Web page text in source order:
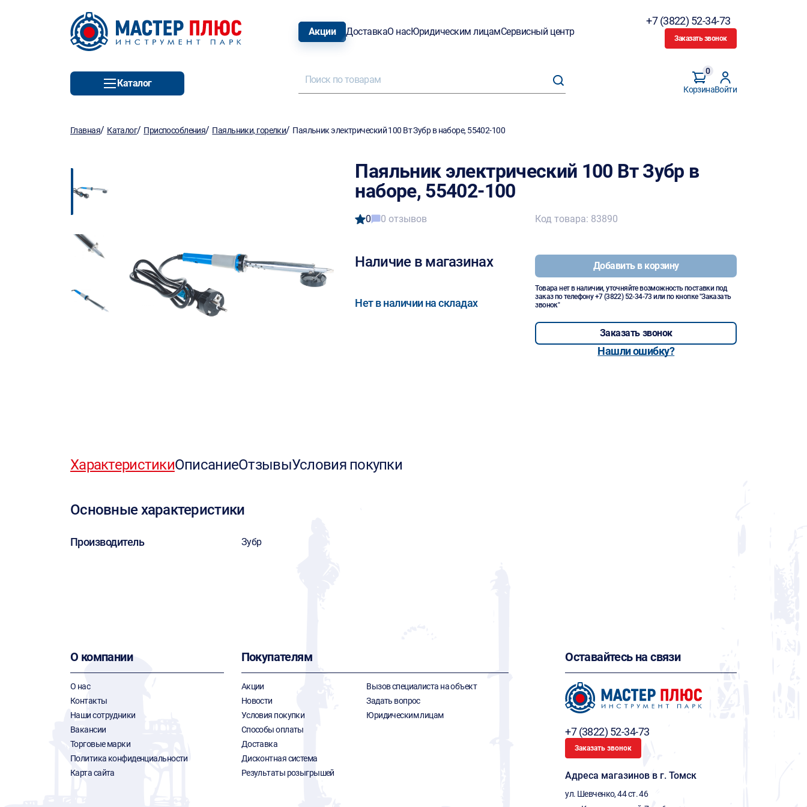
Акции ДоставкаО насЮридическим лицамСервисный центр
+7 (3822) 52-34-73
Заказать звонок
Каталог
Корзина
0
Войти
Главная/ Каталог/ Приспособления/ Паяльники, горелки/ Паяльник электрический 100 Вт Зубр в наборе, 55402-100
Паяльник электрический 100 Вт Зубр в
наборе, 55402-100
0 0 отзывов
Наличие в магазинах
Нет в наличии на складах
Код товара: 83890
Добавить в корзину
Товара нет в наличии, уточняйте возможность поставки под
заказ по телефону+7 (3822) 52-34-73 или по кнопке "Заказать
звонок"
Заказать звонок
Нашли ошибку?
ХарактеристикиОписаниеОтзывыУсловия покупки
Основные характеристики
Производитель Зубр
О компании
О нас
Контакты
Наши сотрудники
Вакансии
Торговые марки
Политика конфиденциальности
Карта сайта
Покупателям
Акции
Новости
Условия покупки
Способы оплаты
Доставка
Дисконтная система
Результаты розыгрышей
Вызов специалиста на объект
Задать вопрос
Юридическим лицам
Оставайтесь на связи
+7 (3822) 52-34-73
Заказать звонок
Адреса магазинов в г. Томск
ул. Шевченко, 44 ст. 46